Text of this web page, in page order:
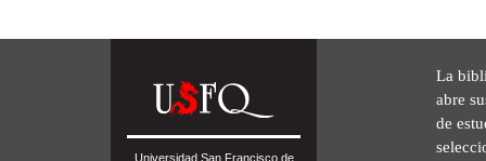
Universidad San Francisco de
La
abre
de